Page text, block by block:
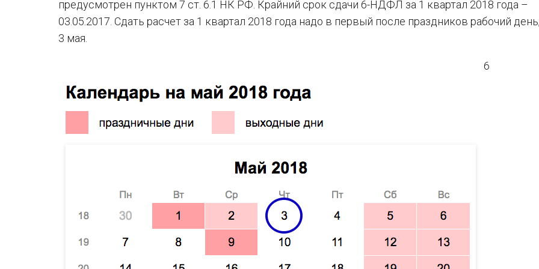
предусмотрен пунктом 7 ст. 6.1 НК РФ. Крайний срок сдачи 6-НДФЛ за 1 квартал 2018 года –
03.05.2017. Сдать расчет за 1 квартал 2018 года надо в первый после праздников рабочий
3 мая.
6